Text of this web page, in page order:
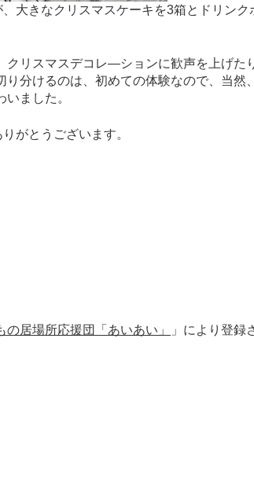
大きなクリスマスケーキを3箱とドリン
リスマスデコレ―ションに歓声を上げた
り分けるのは、初めての体験なので、当
ました。
がとうございます。
の居場所応援団「あいあい」 」により登録